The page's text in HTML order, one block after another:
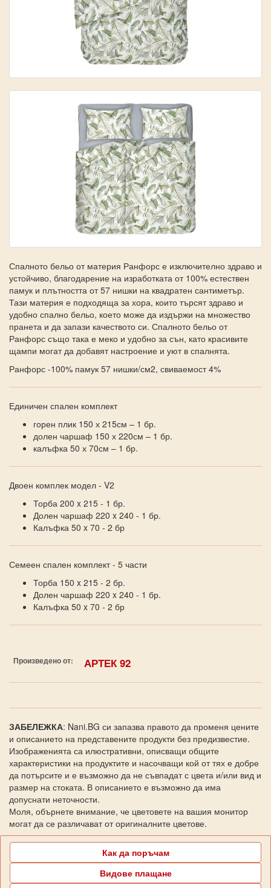
Спалното бельо от материя Ранфорс е изключително здраво и
устойчиво, благодарение на изработката от 100% естествен
памук и плътността от 57 нишки на квадратен сантиметър.
Тази материя е подходяща за хора, които търсят здраво и
удобно спално бельо, което може да издържи на множество
пранета и да запази качеството си. Спалното бельо от
Ранфорс също така е меко и удобно за сън, като красивите
щампи могат да добавят настроение и уют в спалнята.
Ранфорс -100% памук 57 нишки/см2, свиваемост 4%
Единичен спален комплект
горен плик 150 х 215см – 1 бр.
долен чаршаф 150 х 220см – 1 бр.
калъфка 50 х 70см – 1 бр.
Двоен комплек модел - V2
Торба 200 x 215 - 1 бр.
Долен чаршаф 220 x 240 - 1 бр.
Калъфка 50 x 70 - 2 бр
Семеен спален комплект - 5 части
Торба 150 x 215 - 2 бр.
Долен чаршаф 220 x 240 - 1 бр.
Калъфка 50 x 70 - 2 бр
Произведено от: АРТЕК 92
ЗАБЕЛЕЖКА: Nani.BG си запазва правото да променя цените
и описанието на представените продукти без предизвестие.
Изображенията са илюстративни, описващи общите
характеристики на продуктите и насочващи кой от тях е добре
да потърсите и е възможно да не съвпадат с цвета и/или вид и
размер на стоката. В описанието е възможно да има
допуснати неточности.
Моля, обърнете внимание, че цветовете на вашия монитор
могат да се различават от оригиналните цветове.
Как да поръчам
Видове плащане